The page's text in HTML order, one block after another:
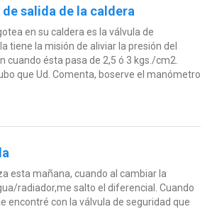
salida de la caldera
en su caldera es la válvula de
tiene la misión de aliviar la presión del
cuando ésta pasa de 2,5 ó 3 kgs./cm2.
que Ud. Comenta, boserve el manómetro
esta mañana, cuando al cambiar la
radiador,me salto el diferencial. Cuando
encontré con la válvula de seguridad que